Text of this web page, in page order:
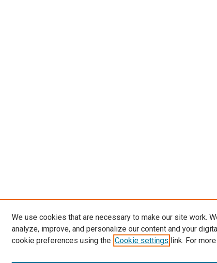
We use cookies that are necessary to make our site work.
analyze, improve, and personalize our content and your
cookie preferences using the Cookie settings link. For